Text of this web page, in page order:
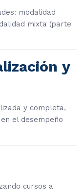
modalidad
mixta (parte
y
y completa,
el desempeño
cursos a